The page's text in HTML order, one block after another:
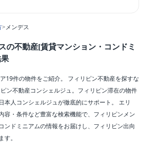
> メンデス
の不動産[賃貸マンション・コンドミ
19件の物件をご紹介。 フィリピン不動産を探すな
ン不動産コンシェルジュ。フィリピン滞在の物件
本人コンシェルジュが徹底的にサポート。 エリ
容・条件など豊富な検索機能で、フィリピンメン
ンドミニアムの情報をお届けし、フィリピン出向
。